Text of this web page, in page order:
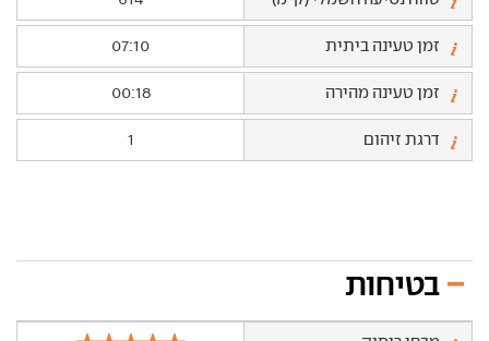
זמן טעינה ביתית 07:10
זמן טעינה מהירה 00:18
דרגת זיהום 1
בטיחות